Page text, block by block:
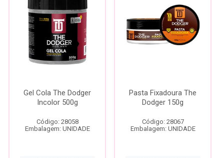
Gel Cola The Dodger
Incolor 500g
Código: 28058
Embalagem: UNIDADE
Pasta Fixadoura The
Dodger 150g
Código: 28067
Embalagem: UNIDADE